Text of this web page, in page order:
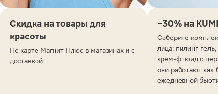
Скидка на товары для
красоты
По карте Магнит Плюс в магазинах и с
доставкой
−30% на
Соберите
лица: пилинг-
крем-флюид с
они работают как
ежедневной